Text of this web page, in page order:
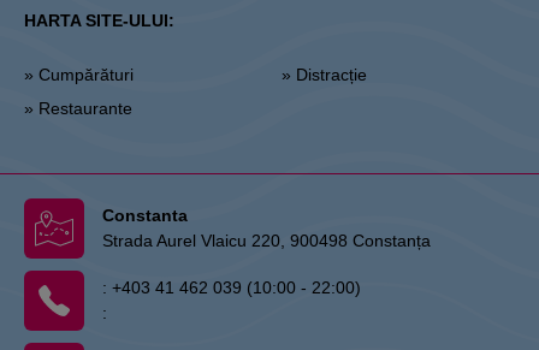
HARTA SITE-ULUI:
» Cumpărături
» Restaurante
» Distracție
Constanta
Strada Aurel Vlaicu 220, 900498 Constanța
: +403 41 462 039 (10:00 - 22:00)
: